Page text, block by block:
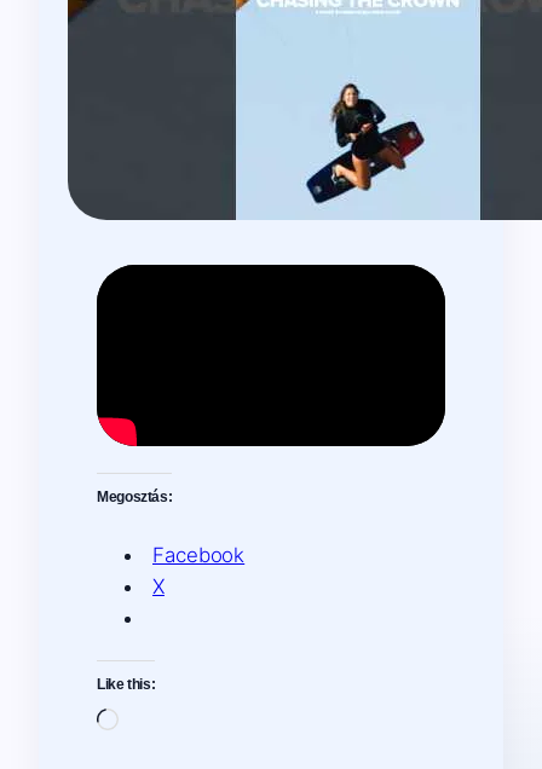
Megosztás:
Facebook
X
Like this:
Loading…